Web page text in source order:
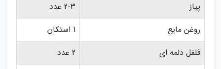
پیاز
2-3 عدد
روغن مایع
1 استکان
فلفل دلمه ای
2 عدد